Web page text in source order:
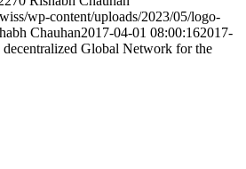
wp-content/uploads/2023/05/logo-
Chauhan2017-04-01 08:00:162017-
Global Network for the